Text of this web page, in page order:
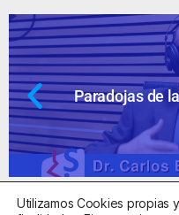
y el miedo
Utilizamos Cookies propias